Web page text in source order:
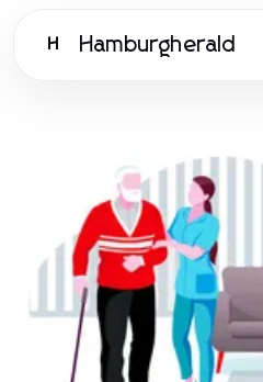
H Hamburgherald